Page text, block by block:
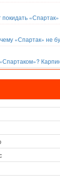
«Спартак»
«Спартак» не